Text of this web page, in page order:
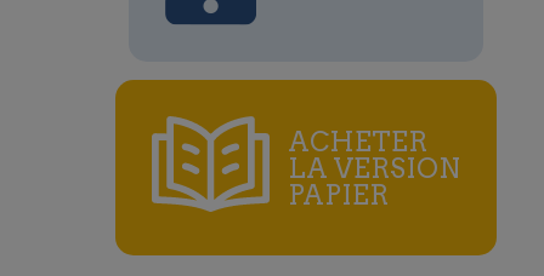
ACHETER
LA VERSION
PAPIER